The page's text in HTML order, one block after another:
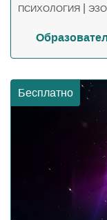
ПСИХОЛОГИЯ |
Бесплатно